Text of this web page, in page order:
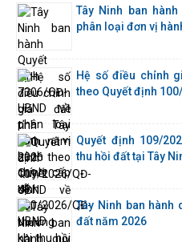
Tây Ninh ban hành
phân loại đơn vị
Hệ số điều chỉnh
theo Quyết định
Quyết định 109/
thu hồi đất tại Tây
Tây Ninh ban
đất năm 2026